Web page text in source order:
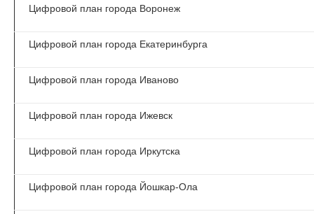
Цифровой план города Воронеж
Цифровой план города Екатеринбурга
Цифровой план города Иваново
Цифровой план города Ижевск
Цифровой план города Иркутска
Цифровой план города Йошкар-Ола